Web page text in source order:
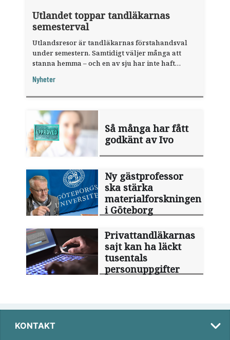
Utlandet toppar tandläkarnas
semesterval
Utlandsresor är tandläkarnas förstahandsval
under semestern. Samtidigt väljer många att
stanna hemma – och en av sju har inte haft
fråga".
Nyheter
Så många har fått
godkänt av Ivo
Ny gästprofessor
ska stärka
materialforskningen
i Göteborg
Privattandläkarnas
sajt kan ha läckt
tusentals
personuppgifter
KONTAKT